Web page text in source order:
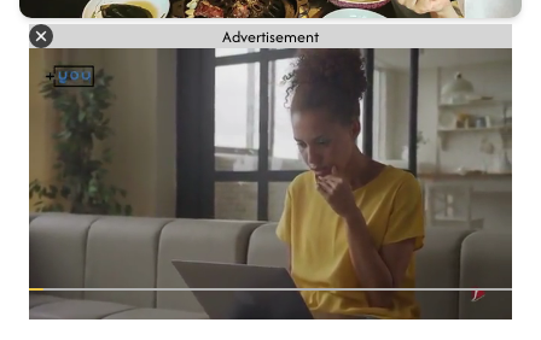
Advertisement